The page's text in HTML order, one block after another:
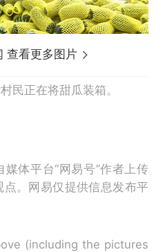
查看更多图片
民正在将甜瓜装箱。
体平台“网易号”作者上传
。网易仅提供信息发布平
(including the pictures